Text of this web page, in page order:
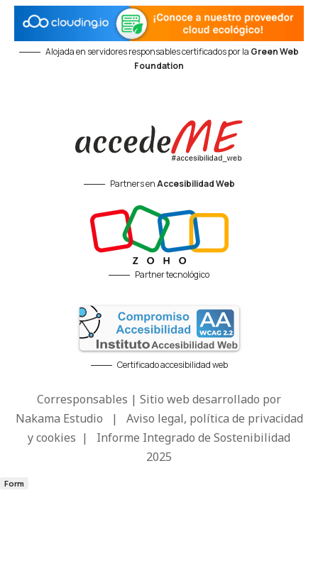
Alojada en servidores responsables certificados por la Green Web
Foundation
Partners enAccesibilidad Web
Partner tecnológico
Certificado accesibilidad web
Corresponsables | Sitio web desarrollado por
Nakama Estudio | Aviso legal, política de privacidad
y cookies | Informe Integrado de Sostenibilidad
2025
Form